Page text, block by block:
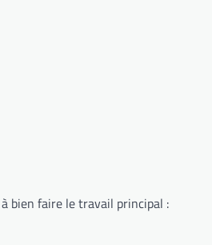
bien faire le travail principal :